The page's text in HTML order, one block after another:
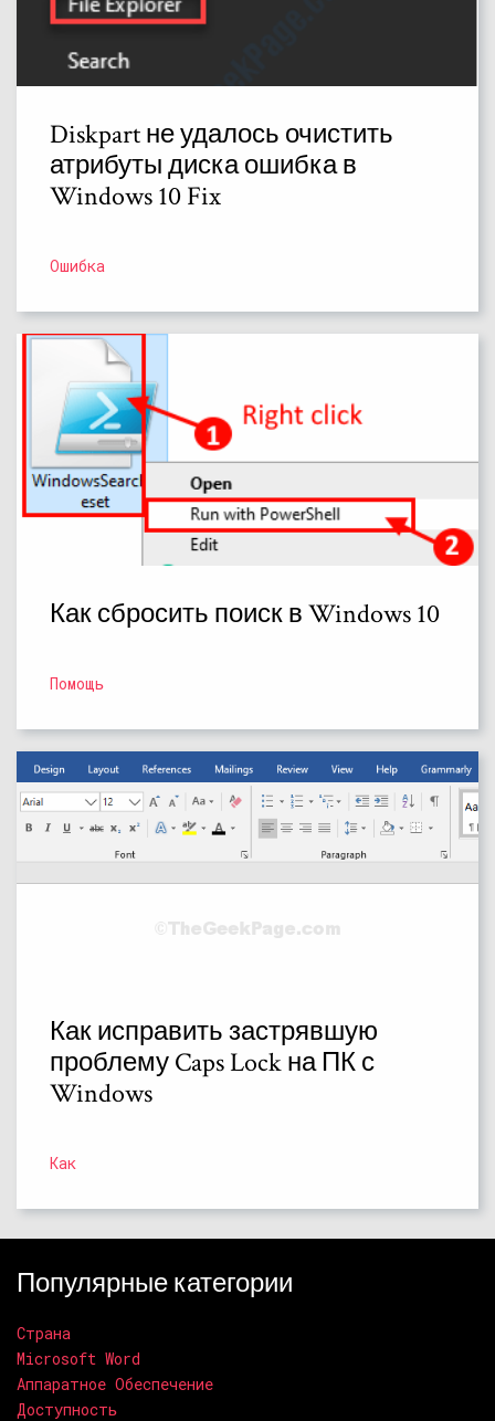
Diskpart не удалось очистить
атрибуты диска ошибка в
Windows 10 Fix
Ошибка
Как сбросить поиск в Windows 10
Помощь
Как исправить застрявшую
проблему Caps Lock на ПК с
Windows
Как
Популярные категории
Страна
Microsoft Word
Аппаратное Обеспечение
Доступность